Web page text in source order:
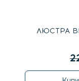
ЛЮСТРА